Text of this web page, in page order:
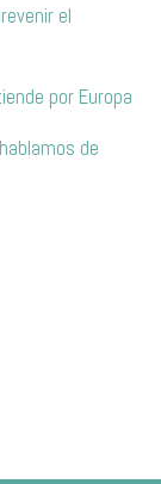
el
por Europa
de